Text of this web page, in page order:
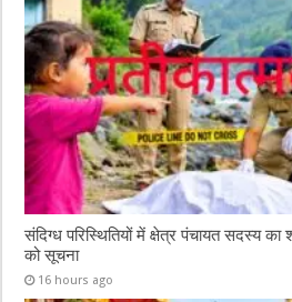
संदिग्ध परिस्थितियों में क्षेत्र पंचायत सदस्य का
को सूचना
16 hours ago